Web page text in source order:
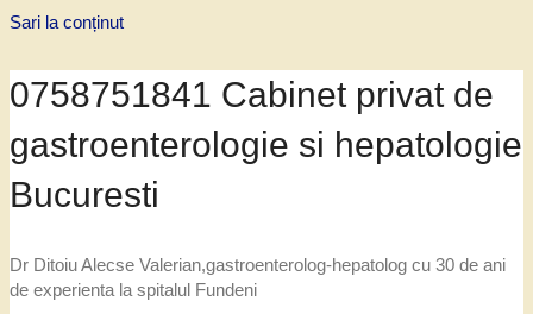
Sari la conținut
0758751841 Cabinet privat de
gastroenterologie si hepatologie
Bucuresti
Dr Ditoiu Alecse Valerian,gastroenterolog-hepatolog cu 30 de ani
de experienta la spitalul Fundeni